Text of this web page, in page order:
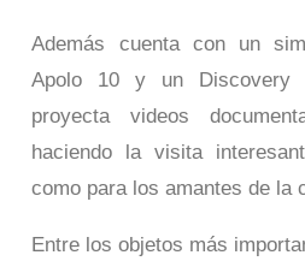
Además cuenta con un
Apolo 10 y un Discovery
proyecta videos
haciendo la visita
como para los amantes de la
Entre los objetos más